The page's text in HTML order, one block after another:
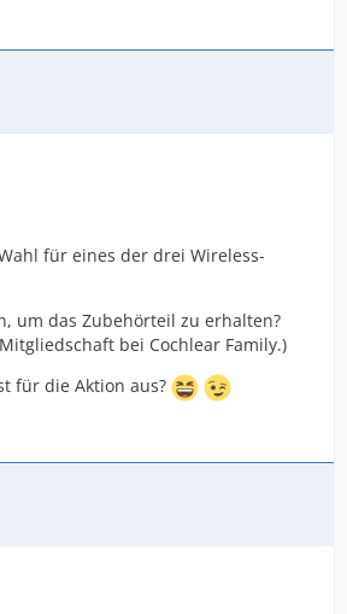
für eines der drei Wireless-
um das Zubehörteil zu erhalten?
bei Cochlear Family.)
für die Aktion aus?